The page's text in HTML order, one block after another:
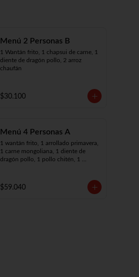
Menú 2 Personas B
1 Wantán frito, 1 chapsui de carne, 1
diente de dragón pollo, 2 arroz
chaufán
$30.100
Menú 4 Personas A
1 wantán frito, 1 arrollado primavera,
1 carne mongoliana, 1 diente de
dragón pollo, 1 pollo chitén, 1
$59.040